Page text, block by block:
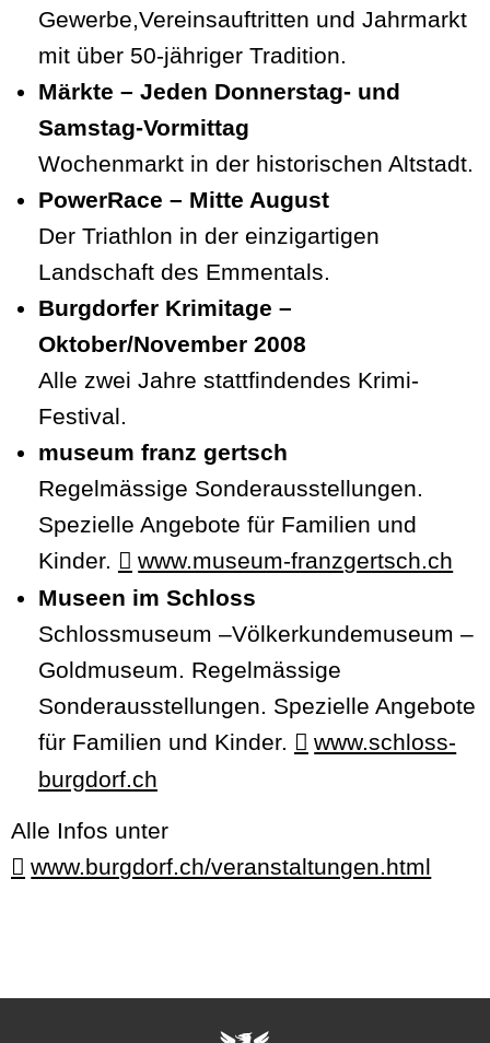
Gewerbe,Vereinsauftritten und Jahrmarkt
mit über 50-jähriger Tradition.
Märkte – Jeden Donnerstag- und
Samstag-Vormittag
Wochenmarkt in der historischen Altstadt.
PowerRace – Mitte August
Der Triathlon in der einzigartigen
Landschaft des Emmentals.
Burgdorfer Krimitage –
Oktober/November 2008
Alle zwei Jahre stattfindendes Krimi-
Festival.
museum franz gertsch
Regelmässige Sonderausstellungen.
Spezielle Angebote für Familien und
Kinder.
www.museum-franzgertsch.ch
Museen im Schloss
Schlossmuseum –Völkerkundemuseum –
Goldmuseum. Regelmässige
Sonderausstellungen. Spezielle Angebote
für Familien und Kinder.
www.schloss-
burgdorf.ch
Alle Infos unter
www.burgdorf.ch/veranstaltungen.html